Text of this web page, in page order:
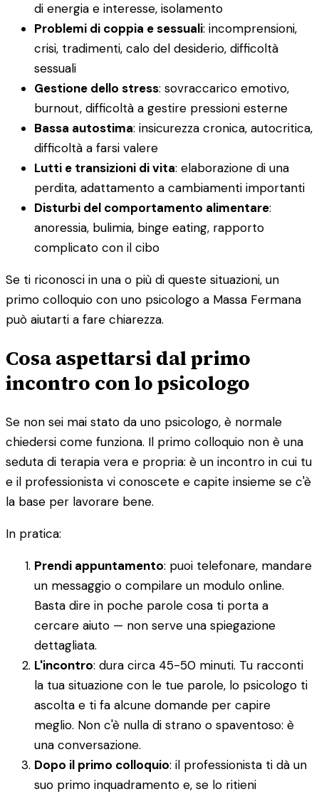
di energia e interesse, isolamento
Problemi di coppia e sessuali: incomprensioni,
crisi, tradimenti, calo del desiderio, difficoltà
sessuali
Gestione dello stress: sovraccarico emotivo,
burnout, difficoltà a gestire pressioni esterne
Bassa autostima: insicurezza cronica, autocritica,
difficoltà a farsi valere
Lutti e transizioni di vita: elaborazione di una
perdita, adattamento a cambiamenti importanti
Disturbi del comportamento alimentare:
anoressia, bulimia, binge eating, rapporto
complicato con il cibo
Se ti riconosci in una o più di queste situazioni, un
primo colloquio con uno psicologo a Massa Fermana
può aiutarti a fare chiarezza.
Cosa aspettarsi dal primo
incontro con lo psicologo
Se non sei mai stato da uno psicologo, è normale
chiedersi come funziona. Il primo colloquio non è una
seduta di terapia vera e propria: è un incontro in cui tu
e il professionista vi conoscete e capite insieme se c'è
la base per lavorare bene.
In pratica:
Prendi appuntamento: puoi telefonare, mandare
un messaggio o compilare un modulo online.
Basta dire in poche parole cosa ti porta a
cercare aiuto — non serve una spiegazione
dettagliata.
L'incontro: dura circa 45-50 minuti. Tu racconti
la tua situazione con le tue parole, lo psicologo ti
ascolta e ti fa alcune domande per capire
meglio. Non c'è nulla di strano o spaventoso: è
una conversazione.
Dopo il primo colloquio: il professionista ti dà un
suo primo inquadramento e, se lo ritieni